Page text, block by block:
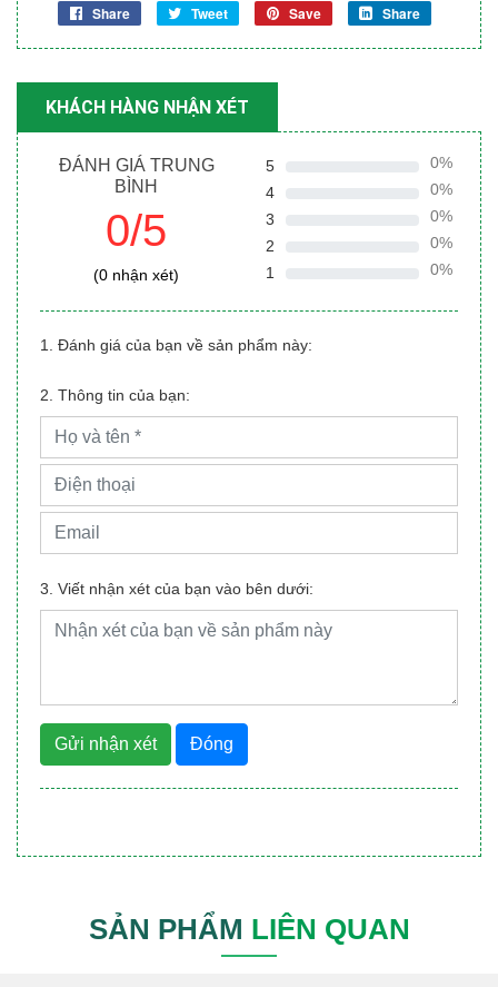
Share Tweet Save Share
KHÁCH HÀNG NHẬN XÉT
ĐÁNH GIÁ TRUNG
BÌNH
0/5
(0 nhận xét)
5
0%
4
0%
3
0%
2
0%
1
0%
1. Đánh giá của bạn về sản phẩm này:
2. Thông tin của bạn:
3. Viết nhận xét của bạn vào bên dưới:
Gửi nhận xét Đóng
SẢN PHẨM LIÊN QUAN